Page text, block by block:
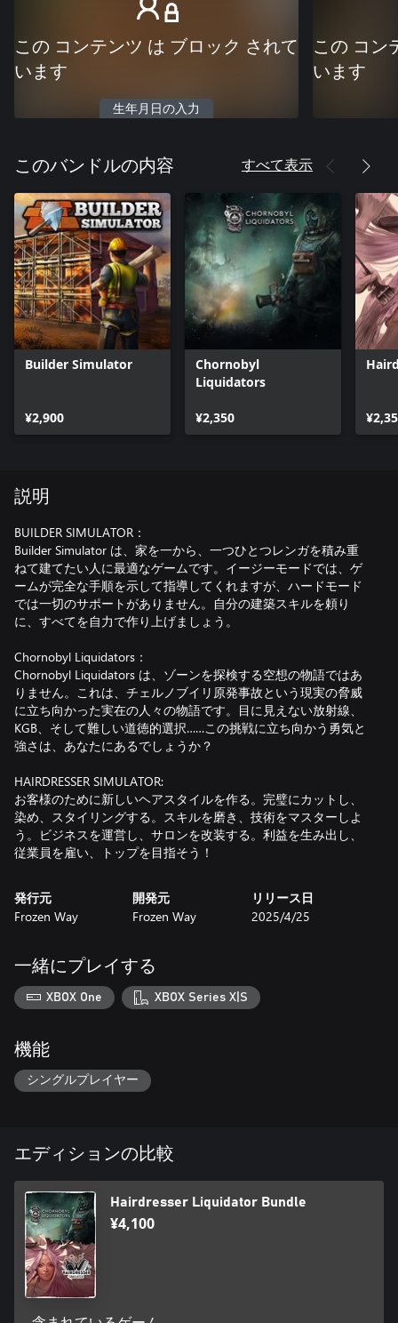
この コンテンツ は ブロック されて
います
生年月日の入力
この コン
います
このバンドルの内容 すべて表示
Builder Simulator
¥2,900
Chornobyl
Liquidators
¥2,350
説明
BUILDER SIMULATOR：
Builder Simulator は、家を一から、一つひとつレンガを積み重
ねて建てたい人に最適なゲームです。イージーモードでは、ゲ
ームが完全な手順を示して指導してくれますが、ハードモード
では一切のサポートがありません。自分の建築スキルを頼り
に、すべてを自力で作り上げましょう。
Chornobyl Liquidators：
Chornobyl Liquidators は、ゾーンを探検する空想の物語ではあ
りません。これは、チェルノブイリ原発事故という現実の脅威
に立ち向かった実在の人々の物語です。目に見えない放射線、
KGB、そして難しい道徳的選択……この挑戦に立ち向かう勇気と
強さは、あなたにあるでしょうか？
HAIRDRESSER SIMULATOR:
お客様のために新しいヘアスタイルを作る。完璧にカットし、
染め、スタイリングする。スキルを磨き、技術をマスターしよ
う。ビジネスを運営し、サロンを改装する。利益を生み出し、
従業員を雇い、トップを目指そう！
発行元
Frozen Way
開発元
Frozen Way
リリース日
2025/4/25
一緒にプレイする
XBOX One XBOX Series X|S
機能
シングルプレイヤー
エディションの比較
Hairdresser Liquidator Bundle
¥4,100